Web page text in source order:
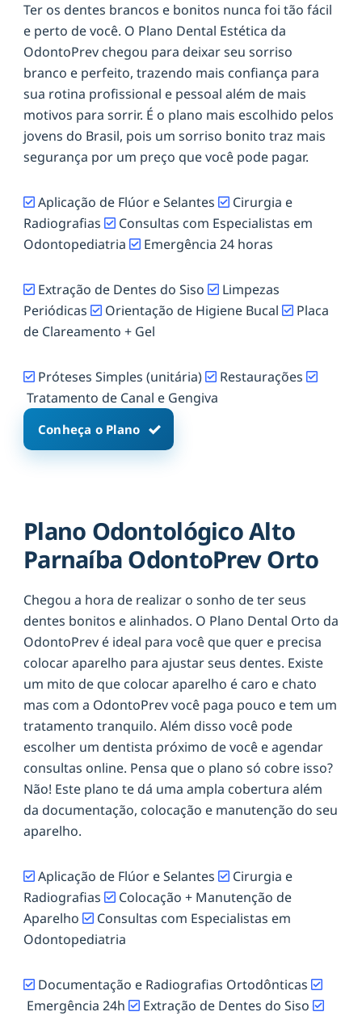
Ter os dentes brancos e bonitos nunca foi tão fácil
e perto de você. O Plano Dental Estética da
OdontoPrev chegou para deixar seu sorriso
branco e perfeito, trazendo mais confiança para
sua rotina profissional e pessoal além de mais
motivos para sorrir. É o plano mais escolhido pelos
jovens do Brasil, pois um sorriso bonito traz mais
segurança por um preço que você pode pagar.
Aplicação de Flúor e Selantes
Cirurgia e
Radiografias
Consultas com Especialistas em
Odontopediatria
Emergência 24 horas
Extração de Dentes do Siso
Limpezas
Periódicas
Orientação de Higiene Bucal
Placa
de Clareamento + Gel
Próteses Simples (unitária)
Restaurações
Tratamento de Canal e Gengiva
Conheça o Plano
Plano Odontológico Alto
Parnaíba OdontoPrev Orto
Chegou a hora de realizar o sonho de ter seus
dentes bonitos e alinhados. O Plano Dental Orto da
OdontoPrev é ideal para você que quer e precisa
colocar aparelho para ajustar seus dentes. Existe
um mito de que colocar aparelho é caro e chato
mas com a OdontoPrev você paga pouco e tem um
tratamento tranquilo. Além disso você pode
escolher um dentista próximo de você e agendar
consultas online. Pensa que o plano só cobre isso?
Não! Este plano te dá uma ampla cobertura além
da documentação, colocação e manutenção do seu
aparelho.
Aplicação de Flúor e Selantes
Cirurgia e
Radiografias
Colocação + Manutenção de
Aparelho
Consultas com Especialistas em
Odontopediatria
Documentação e Radiografias Ortodônticas
Emergência 24h
Extração de Dentes do Siso